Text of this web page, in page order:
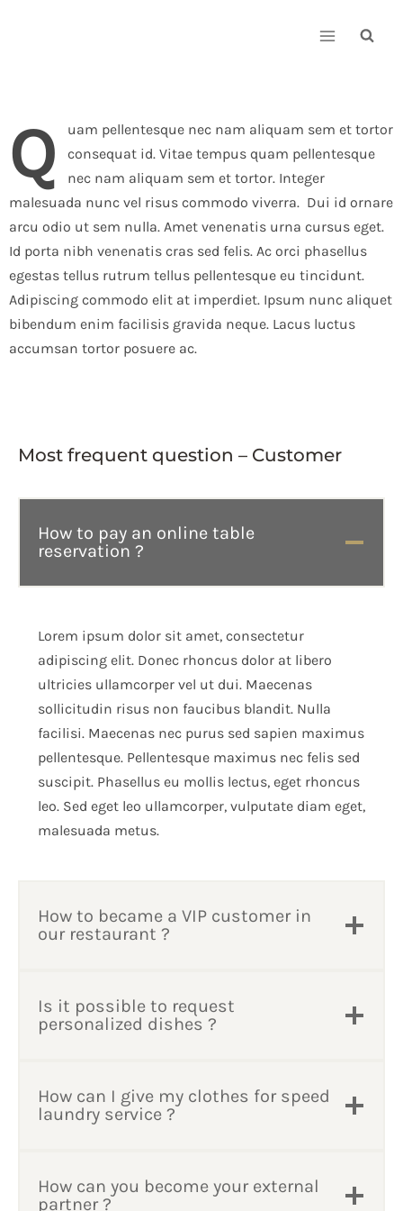
Q
uam pellentesque nec nam aliquam sem et tortor
consequat id. Vitae tempus quam pellentesque
nec nam aliquam sem et tortor. Integer
malesuada nunc vel risus commodo viverra. Dui id ornare
arcu odio ut sem nulla. Amet venenatis urna cursus eget.
Id porta nibh venenatis cras sed felis. Ac orci phasellus
egestas tellus rutrum tellus pellentesque eu tincidunt.
Adipiscing commodo elit at imperdiet. Ipsum nunc aliquet
bibendum enim facilisis gravida neque. Lacus luctus
accumsan tortor posuere ac.
Most frequent question – Customer
How to pay an online table
reservation ?
Lorem ipsum dolor sit amet, consectetur
adipiscing elit. Donec rhoncus dolor at libero
ultricies ullamcorper vel ut dui. Maecenas
sollicitudin risus non faucibus blandit. Nulla
facilisi. Maecenas nec purus sed sapien maximus
pellentesque. Pellentesque maximus nec felis sed
suscipit. Phasellus eu mollis lectus, eget rhoncus
leo. Sed eget leo ullamcorper, vulputate diam eget,
malesuada metus.
How to became a VIP customer in
our restaurant ?
Is it possible to request
personalized dishes ?
How can I give my clothes for speed
laundry service ?
How can you become your external
partner ?